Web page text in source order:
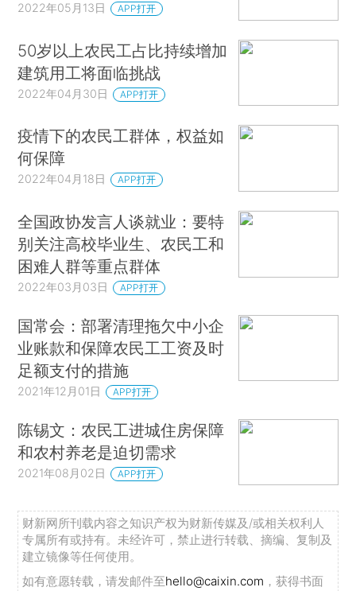
2022年05月13日 APP打开
50岁以上农民工占比持续增加
建筑用工将面临挑战
2022年04月30日 APP打开
疫情下的农民工群体，权益如
何保障
2022年04月18日 APP打开
全国政协发言人谈就业：要特
别关注高校毕业生、农民工和
困难人群等重点群体
2022年03月03日 APP打开
国常会：部署清理拖欠中小企
业账款和保障农民工工资及时
足额支付的措施
2021年12月01日 APP打开
陈锡文：农民工进城住房保障
和农村养老是迫切需求
2021年08月02日 APP打开
财新网所刊载内容之知识产权为财新传媒及/或相关权利人
专属所有或持有。未经许可，禁止进行转载、摘编、复制及
建立镜像等任何使用。
如有意愿转载，请发邮件至hello@caixin.com ，获得书面